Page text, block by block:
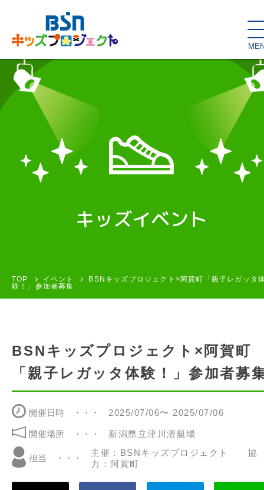
SDGs de
はぐくむコラム
キッズが主役！
親バカグラム 動画コンテンツ キッズイベント
読み聞かせ・出前授業
ハロー
子育て応援隊！
キッズイベント
TOP イベント
BSNキッズプロジェクト×阿賀町「親子レガッタ
験！」参加者募集
BSNキッズプロジェクト×阿賀町
「親子レガッタ体験！」参加者募
開催日時 2025/07/06〜 2025/07/06
開催場所 新潟県立津川漕艇場
担当
主催：BSNキッズプロジェクト 協
力：阿賀町